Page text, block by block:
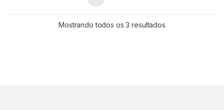
Mostrando todos os 3 resultados